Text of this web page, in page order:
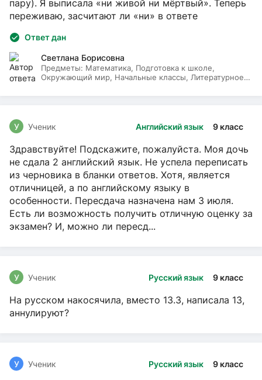
пару). Я выписала «ни живой ни мёртвый». Теперь
переживаю, засчитают ли «ни» в ответе
Ответ дан
Светлана Борисовна
Предметы: Математика, Подготовка к школе,
Окружающий мир, Начальные классы, Литературное
Английский язык 9 класс
У Ученик
Здравствуйте! Подскажите, пожалуйста. Моя дочь
не сдала 2 английский язык. Не успела переписать
из черновика в бланки ответов. Хотя, является
отличницей, а по английскому языку в
особенности. Пересдача назначена нам 3 июля.
Есть ли возможность получить отличную оценку за
экзамен? И, можно ли пересд...
Русский язык 9 класс
У Ученик
На русском накосячила, вместо 13.3, написала 13,
аннулируют?
Русский язык 9 класс
У Ученик